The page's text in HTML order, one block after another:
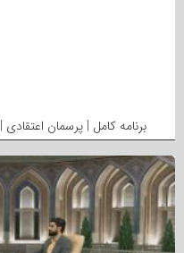
برنامه کامل | پرسمان اعتقادی | ۱۴۰۵.۵.۱۰ | استاد محمدی شاهرودی